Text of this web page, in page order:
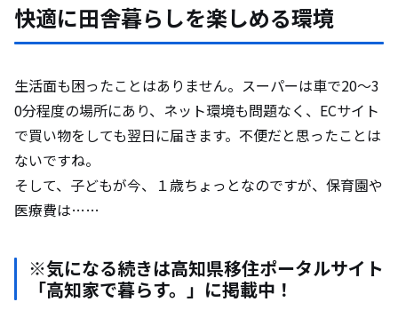
快適に田舎暮らしを楽しめる環境
生活面も困ったことはありません。スーパーは車で20～3
0分程度の場所にあり、ネット環境も問題なく、ECサイト
で買い物をしても翌日に届きます。不便だと思ったことは
ないですね。
そして、子どもが今、１歳ちょっとなのですが、保育園や
医療費は……
※気になる続きは高知県移住ポータルサイト
「高知家で暮らす。」に掲載中！